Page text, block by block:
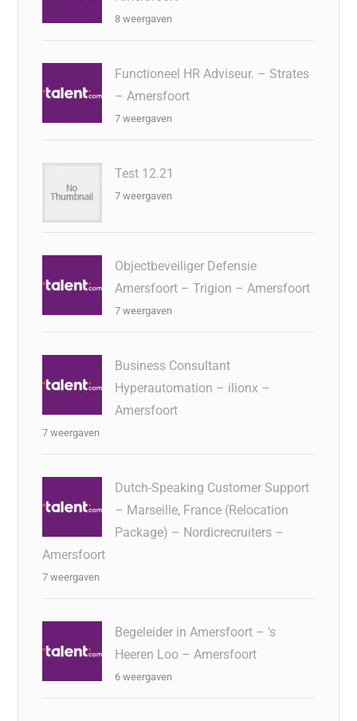
8 weergaven
Functioneel HR Adviseur. – Strates
– Amersfoort
7 weergaven
Test 12.21
7 weergaven
Objectbeveiliger Defensie
Amersfoort – Trigion – Amersfoort
7 weergaven
Business Consultant
Hyperautomation – ilionx –
Amersfoort
7 weergaven
Dutch-Speaking Customer Support
– Marseille, France (Relocation
Package) – Nordicrecruiters –
Amersfoort
7 weergaven
Begeleider in Amersfoort – 's
Heeren Loo – Amersfoort
6 weergaven